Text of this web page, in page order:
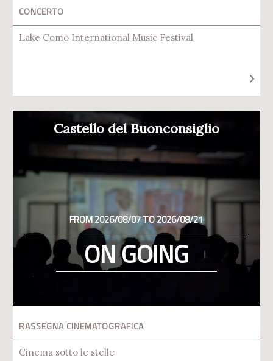
CONCERTO
Lake Como International Music Festival
Castello del Buonconsiglio
FROM 2026/08/07 TO 2026/08/21
ON GOING
RASSEGNA CINEMATOGRAFICA
Cinema sotto le stelle